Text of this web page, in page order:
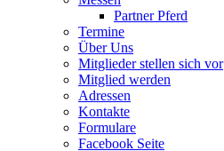
Partner Pferd
Termine
Über Uns
Mitglieder stellen sich vor
Mitglied werden
Adressen
Kontakte
Formulare
Facebook Seite